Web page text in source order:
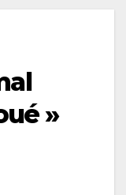
»